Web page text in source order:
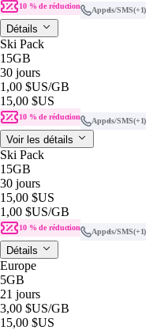
10 % de réduction Appels/SMS(+1)
Détails
Ski Pack
15GB
30 jours
1,00 $US/GB
15,00 $US
10 % de réduction Appels/SMS(+1)
Voir les détails
Ski Pack
15GB
30 jours
15,00 $US
1,00 $US/GB
10 % de réduction Appels/SMS(+1)
Détails
Europe
5GB
21 jours
3,00 $US/GB
15,00 $US